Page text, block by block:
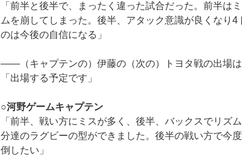
「前半と後半で、まったく違った試合だった。前半は
ムを崩してしまった。後半、アタック意識が良くなり4
のは今後の自信になる」
――（キャプテンの）伊藤の（次の）トヨタ戦の出場は
「出場する予定です」
○河野ゲームキャプテン
「前半、戦い方にミスが多く、後半、バックスでリズ
分達のラグビーの型ができました。後半の戦い方で今
倒したい」